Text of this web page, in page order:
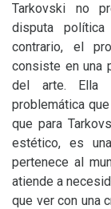
Tarkovski no
disputa
contrario, el
consiste en una
del arte. Ella
problemática
que para
estético, es
pertenece al
atiende a
que ver con una